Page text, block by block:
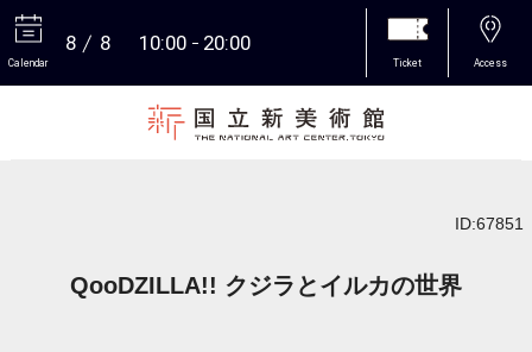
Calendar
8 8 10:00 20:00
Ticket Access
ID:67851
QooDZILLA!! クジラとイルカの世界